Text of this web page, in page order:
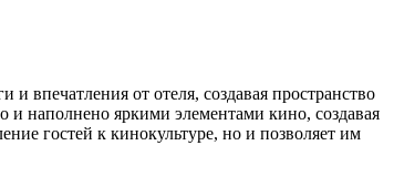
впечатления от отеля, создавая пространство
наполнено яркими элементами кино, создавая
гостей к кинокультуре, но и позволяет им